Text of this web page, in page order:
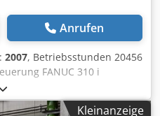
Anrufen
2007, Betriebsstunden 20456
FANUC 310 i
mm Drehzahl 5.000 min-1
Raumbedarf ca. 4500 x 1990
Kleinanzeige